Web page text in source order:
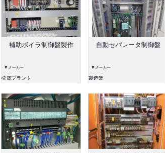
補助ボイラ制御盤製作
▼メーカー
発電プラント
自動セパレータ制御盤
▼メーカー
製造業